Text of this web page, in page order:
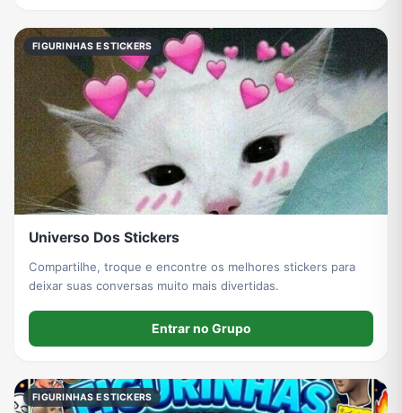
FIGURINHAS E STICKERS
Universo Dos Stickers
Compartilhe, troque e encontre os melhores stickers para
deixar suas conversas muito mais divertidas.
Entrar no Grupo
FIGURINHAS E STICKERS